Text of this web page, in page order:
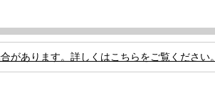
があります。詳しくはこちらをご覧ください。